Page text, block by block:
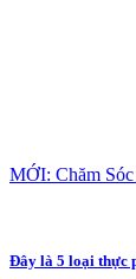
MỚI: Chăm
Đây là 5 loại thực